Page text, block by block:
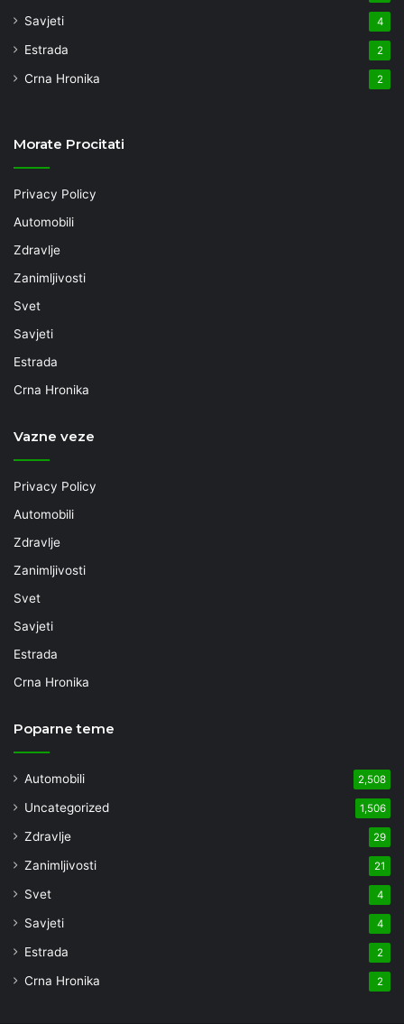
Savjeti 4
Estrada 2
Crna Hronika 2
Morate Procitati
Privacy Policy
Automobili
Zdravlje
Zanimljivosti
Svet
Savjeti
Estrada
Crna Hronika
Vazne veze
Privacy Policy
Automobili
Zdravlje
Zanimljivosti
Svet
Savjeti
Estrada
Crna Hronika
Poparne teme
Automobili 2,508
Uncategorized 1,506
Zdravlje 29
Zanimljivosti 21
Svet 4
Savjeti 4
Estrada 2
Crna Hronika 2